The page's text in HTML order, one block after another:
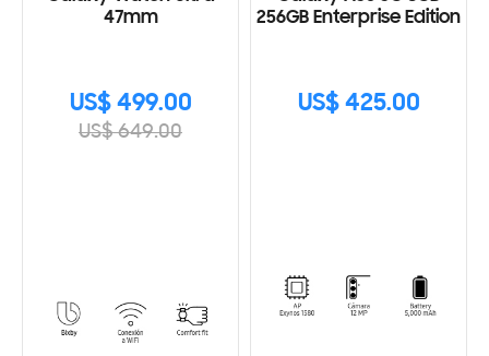
47mm
US$ 499.00
US$ 649.00
256GB Enterprise Edition
US$ 425.00